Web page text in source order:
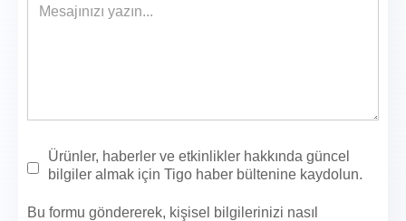
Ürünler, haberler ve etkinlikler hakkında güncel
bilgiler almak için Tigo haber bültenine kaydolun.
Bu formu göndererek, kişisel bilgilerinizi nasıl